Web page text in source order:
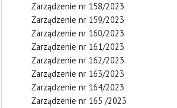
Zarządzenie nr 158/2023
Zarządzenie nr 159/2023
Zarządzenie nr 160/2023
Zarządzenie nr 161/2023
Zarządzenie nr 162/2023
Zarządzenie nr 163/2023
Zarządzenie nr 164/2023
Zarządzenie nr 165 /2023